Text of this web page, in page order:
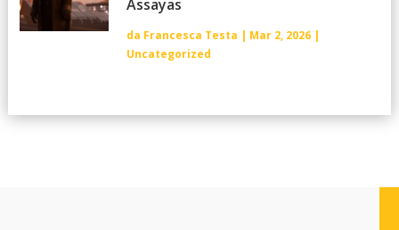
Assayas
da Francesca Testa | Mar 2, 2026|
Uncategorized